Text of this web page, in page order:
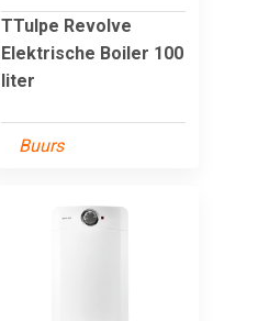
TTulpe Revolve
Elektrische Boiler 100
liter
Buurs